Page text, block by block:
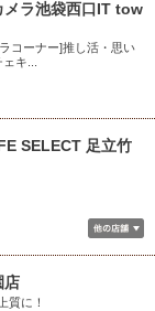
メラ池袋西口IT tow
コーナー]推し活・思い
キ...
SELECT 足立竹
店
質に！